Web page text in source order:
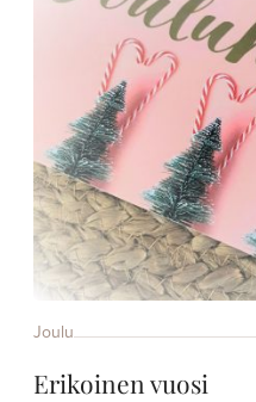
Joulu
Erikoinen vuosi